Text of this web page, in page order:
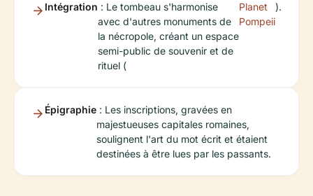
Intégration : Le tombeau s'harmonise
avec d'autres monuments de
la nécropole, créant un espace
semi-public de souvenir et de
rituel (
Planet
Pompeii
).
Épigraphie : Les inscriptions, gravées en
majestueuses capitales romaines,
soulignent l'art du mot écrit et étaient
destinées à être lues par les passants.